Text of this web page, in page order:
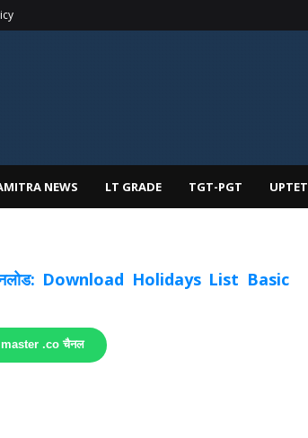
NEWS LT GRADE TGT-PGT UPTET
Download Holidays List Basic
.co चैनल